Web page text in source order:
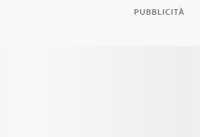
PUBBLICITÀ